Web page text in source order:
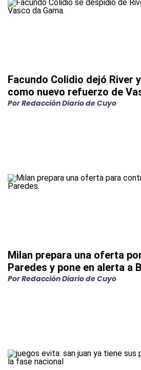
Facundo Colidio dejó River
como nuevo refuerzo de
PorRedacción Diario de Cuyo
Milan prepara una oferta
Paredes y pone en alerta a
PorRedacción Diario de Cuyo